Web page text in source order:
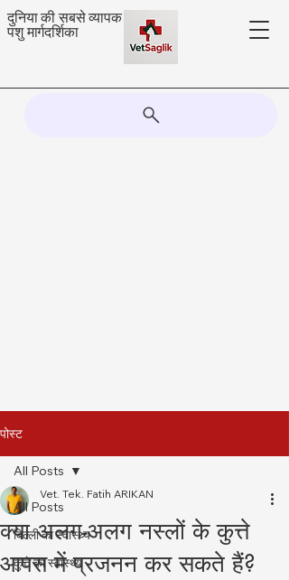
दुनिया की सबसे व्यापक
पशु मार्गदर्शिका
पोस्ट
All Posts
बिल्ली का स्वास्थ्य
कुत्ते का स्वास्थ्य
All Posts
क्या अलग-अलग नस्लों के कुत्ते
आपस में प्रजनन कर सकते हैं?
Vet. Tek. Fatih ARIKAN